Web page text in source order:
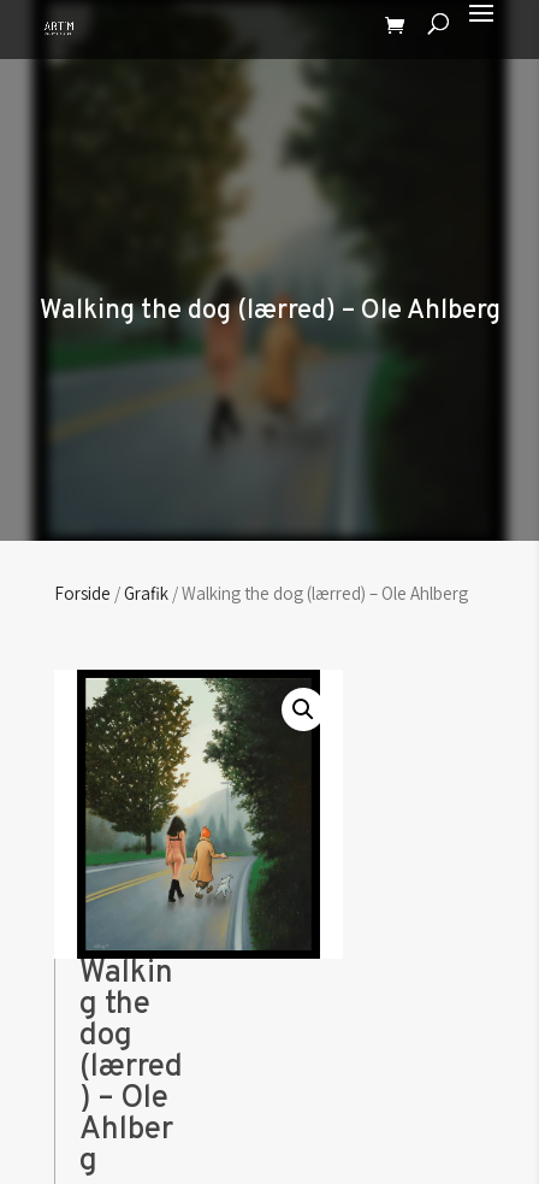
Walking the dog (lærred) – Ole Ahlberg
Forside /Grafik/ Walking the dog (lærred) – Ole Ahlberg
Walkin
g the
dog
(lærred
) – Ole
Ahlber
g